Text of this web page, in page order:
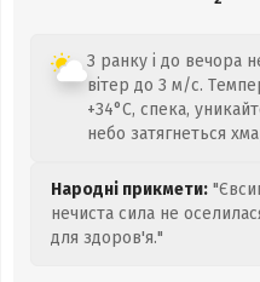
З ранку і до вечора
вітер до 3 м/с.
+34°C, спека,
небо затягнеться
Народні прикмети:
нечиста сила не
для здоров'я."